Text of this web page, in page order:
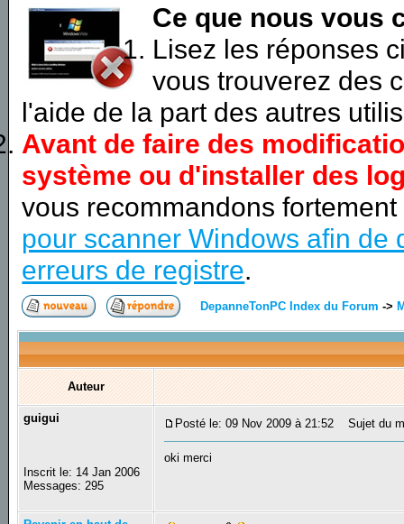
Ce que nous vous
Lisez les réponses
vous trouverez des
l'aide de la part des autres
Avant de faire des
système ou d'installer des
vous recommandons
pour scanner Windows afin de
erreurs de registre.
DepanneTonPC Index du Forum ->
Auteur
guigui
Inscrit le: 14 Jan 2006
Messages: 295
Posté le: 09 Nov 2009 à 21:52 Sujet du
oki merci